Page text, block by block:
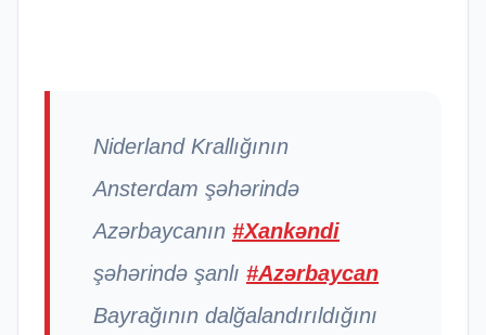
Niderland Krallığının
Ansterdam şəhərində
Azərbaycanın #Xankəndi
şəhərində şanlı #Azərbaycan
Bayrağının dalğalandırıldığını